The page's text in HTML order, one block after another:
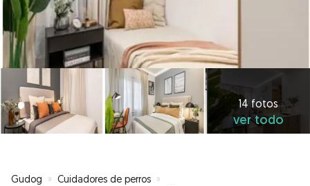
14 fotos
ver todo
Gudog » Cuidadores de perros »